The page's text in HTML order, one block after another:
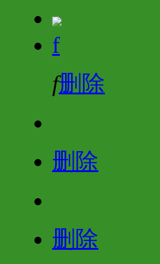
f
f删除
删除
删除